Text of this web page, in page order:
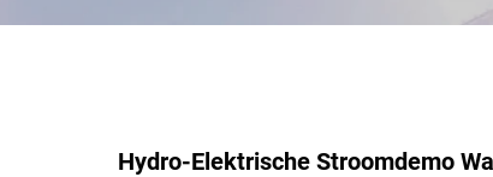
Hydro-Elektrische Stroomdemo